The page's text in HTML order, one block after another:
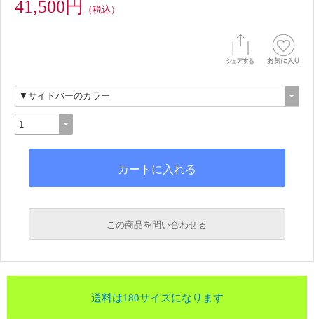
41,500円 （税込）
この商品を問い合わせる
送料は180サイズになります